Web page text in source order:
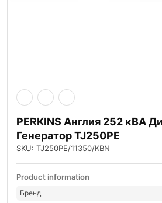
PERKINS Англия 252 кВА
Генератор TJ250PE
SKU: TJ250PE/11350/KBN
Product information
Бренд